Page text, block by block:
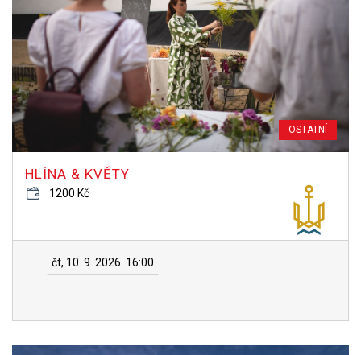
OSTATNÍ
HLÍNA & KVĚTY
1200 Kč
čt, 10. 9. 2026 16:00